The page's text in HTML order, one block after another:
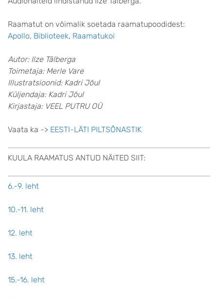
Raamatut on võimalik soetada raamatupoodidest:
Apollo, Biblioteek, Raamatukoi
Autor: Ilze Tālberga
Toimetaja: Merle Vare
Illustratsioonid: Kadri Jõul
Küljendaja: Kadri Jõul
Kirjastaja: VEEL PUTRU OÜ
Vaata ka -> EESTI-LÄTI PILTSÕNASTIK
KUULA RAAMATUS ANTUD NÄITED SIIT:
6.-9. leht
10.-11. leht
12. leht
13. leht
15.-16. leht